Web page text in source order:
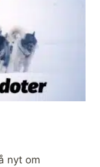
nyt om